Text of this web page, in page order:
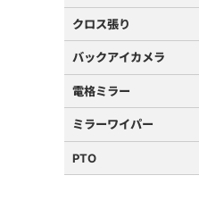
クロス張り
バックアイカメラ
電格ミラー
ミラーワイパー
PTO